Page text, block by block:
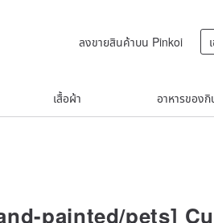
ลงขายสินค้าบน Pinkoi
เสื้อผ้า อาหารของกิ
painted/pets]